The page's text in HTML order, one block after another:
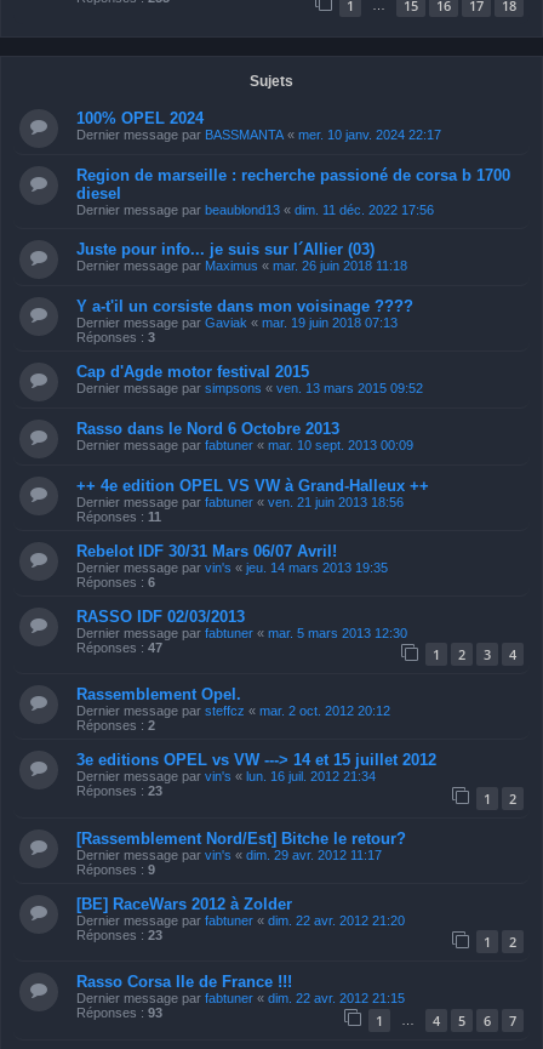
1 15 16 17 18
Sujets
100% OPEL 2024
Dernier message par BASSMANTA « mer. 10 janv. 2024 22:17
Region de marseille : recherche passioné de corsa b 1700
diesel
Dernier message par beaublond13 « dim. 11 déc. 2022 17:56
Juste pour info... je suis sur l´Allier (03)
Dernier message par Maximus « mar. 26 juin 2018 11:18
Y a-t'il un corsiste dans mon voisinage ????
Dernier message par Gaviak « mar. 19 juin 2018 07:13
Réponses : 3
Cap d'Agde motor festival 2015
Dernier message par simpsons « ven. 13 mars 2015 09:52
Rasso dans le Nord 6 Octobre 2013
Dernier message par fabtuner « mar. 10 sept. 2013 00:09
++ 4e edition OPEL VS VW à Grand-Halleux ++
Dernier message par fabtuner « ven. 21 juin 2013 18:56
Réponses : 11
Rebelot IDF 30/31 Mars 06/07 Avril!
Dernier message par vin's « jeu. 14 mars 2013 19:35
Réponses : 6
RASSO IDF 02/03/2013
Dernier message par fabtuner « mar. 5 mars 2013 12:30
Réponses : 47 1 2 3 4
Rassemblement Opel.
Dernier message par steffcz « mar. 2 oct. 2012 20:12
Réponses : 2
3e editions OPEL vs VW ---> 14 et 15 juillet 2012
Dernier message par vin's « lun. 16 juil. 2012 21:34
Réponses : 23 1 2
[Rassemblement Nord/Est] Bitche le retour?
Dernier message par vin's « dim. 29 avr. 2012 11:17
Réponses : 9
[BE] RaceWars 2012 à Zolder
Dernier message par fabtuner « dim. 22 avr. 2012 21:20
Réponses : 23 1 2
Rasso Corsa Ile de France !!!
Dernier message par fabtuner « dim. 22 avr. 2012 21:15
Réponses : 93 1 … 4 5 6 7